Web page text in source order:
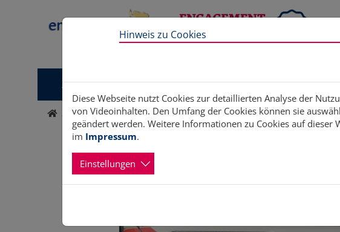
Direkt zur Hauptnavigation springen
Aktuelles Aktiv werden Unterstützung
HomeAktiv werden Engagementfelder DRK
Hinweis zu Cookies
Diese Webseite nutzt Cookies zur detaillierten Analyse der
von Videoinhalten. Den Umfang der Cookies können sie
geändert werden. Weitere Informationen zu Cookies auf
im Impressum.
Einstellungen